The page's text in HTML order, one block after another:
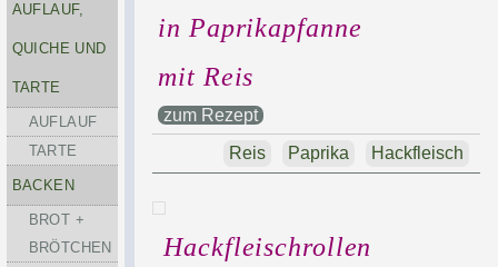
AUFLAUF,
QUICHE UND
TARTE
AUFLAUF
TARTE
BACKEN
BROT +
BRÖTCHEN
in Paprikapfanne
mit Reis
zum Rezept
Hackfleisch
Paprika
Reis
Hackfleischrollen